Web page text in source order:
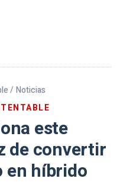
/ Noticias
este
de convertir
en híbrido